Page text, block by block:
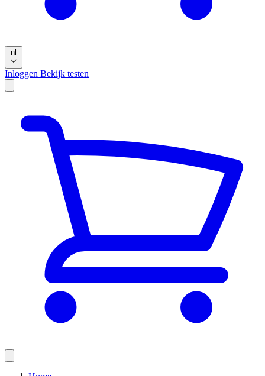
nl
Inloggen Bekijk testen